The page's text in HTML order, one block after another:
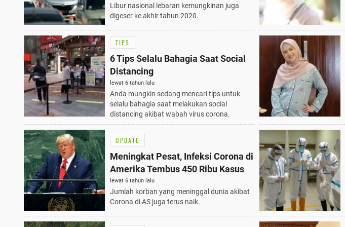
Libur nasional lebaran kemungkinan juga
digeser ke akhir tahun 2020.
TIPS
6 Tips Selalu Bahagia Saat Social
Distancing
lewat 6 tahun lalu
Anda mungkin sedang mencari tips untuk
selalu bahagia saat melakukan social
distancing akibat wabah virus corona.
UPDATE
Meningkat Pesat, Infeksi Corona di
Amerika Tembus 450 Ribu Kasus
lewat 6 tahun lalu
Jumlah korban yang meninggal dunia akibat
Corona di AS juga terus naik.